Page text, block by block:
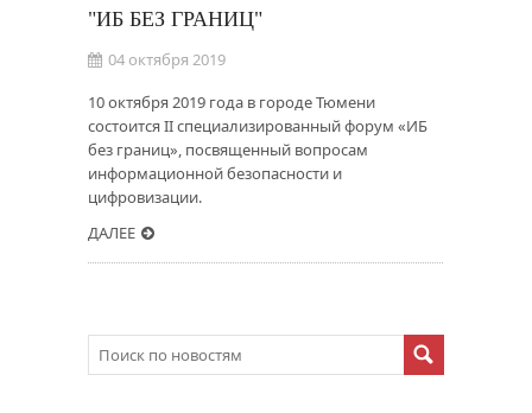
"ИБ БЕЗ ГРАНИЦ"
04 октября 2019
10 октября 2019 года в городе Тюмени
состоится II специализированный форум «ИБ
без границ», посвященный вопросам
информационной безопасности и
цифровизации.
ДАЛЕЕ